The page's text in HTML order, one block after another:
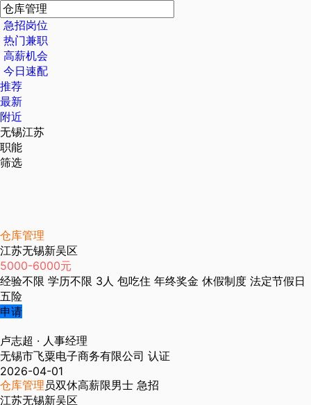
急招岗位
热门兼职
高薪机会
今日速配
推荐
最新
附近
无锡江苏
职能
筛选
仓库管理
江苏无锡新吴区
5000-6000元
经验不限 学历不限 3人 包吃住 年终奖金 休假制度 法定节假日
五险
申请
卢志超 · 人事经理
无锡市飞粟电子商务有限公司 认证
2026-04-01
仓库管理 员双休高薪限男士 急招
江苏无锡新吴区